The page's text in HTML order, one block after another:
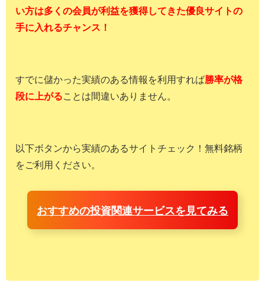
い方は多くの会員が利益を獲得してきた優良サイトの
手に入れるチャンス！
すでに儲かった実績のある情報を利用すれば勝率が格
段に上がる ことは間違いありません。
以下ボタンから実績のあるサイトチェック！無料銘柄
をご利用ください。
おすすめの投資関連サービスを見てみる